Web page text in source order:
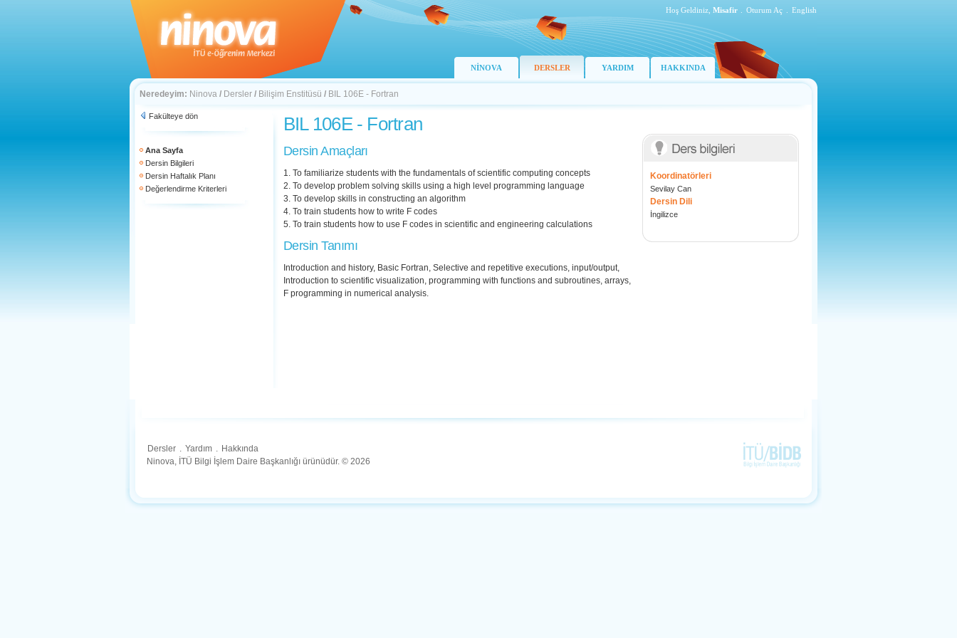
Hoş Geldiniz, Misafir Oturum Aç English
NİNOVA DERSLER YARDIM HAKKINDA
Neredeyim: Ninova / Dersler / Bilişim Enstitüsü / BIL 106E - Fortran
Fakülteye dön
Ana Sayfa
Dersin Bilgileri
Dersin Haftalık Planı
Değerlendirme Kriterleri
BIL 106E - Fortran
Dersin Amaçları
1. To familiarize students with the fundamentals of scientific computing concepts
2. To develop problem solving skills using a high level programming language
3. To develop skills in constructing an algorithm
4. To train students how to write F codes
5. To train students how to use F codes in scientific and engineering calculations
Dersin Tanımı
Introduction and history, Basic Fortran, Selective and repetitive executions, input/output,
Introduction to scientific visualization, programming with functions and subroutines, arrays,
F programming in numerical analysis.
Koordinatörleri
Sevilay Can
Dersin Dili
İngilizce
Dersler . Yardım . Hakkında
Ninova, İTÜ Bilgi İşlem Daire Başkanlığı ürünüdür. © 2026